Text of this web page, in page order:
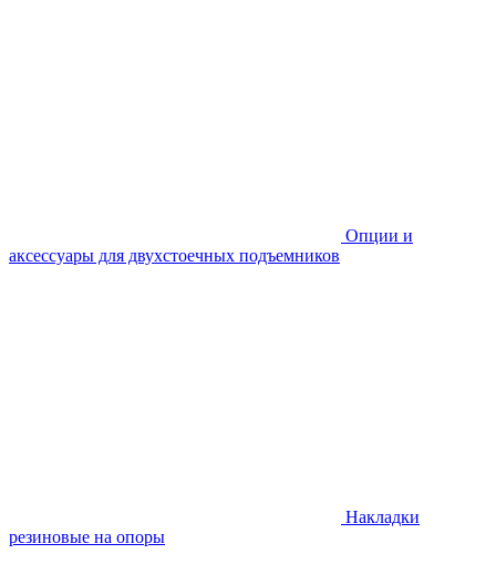
Опции и
аксессуары для двухстоечных подъемников
Накладки
резиновые на опоры